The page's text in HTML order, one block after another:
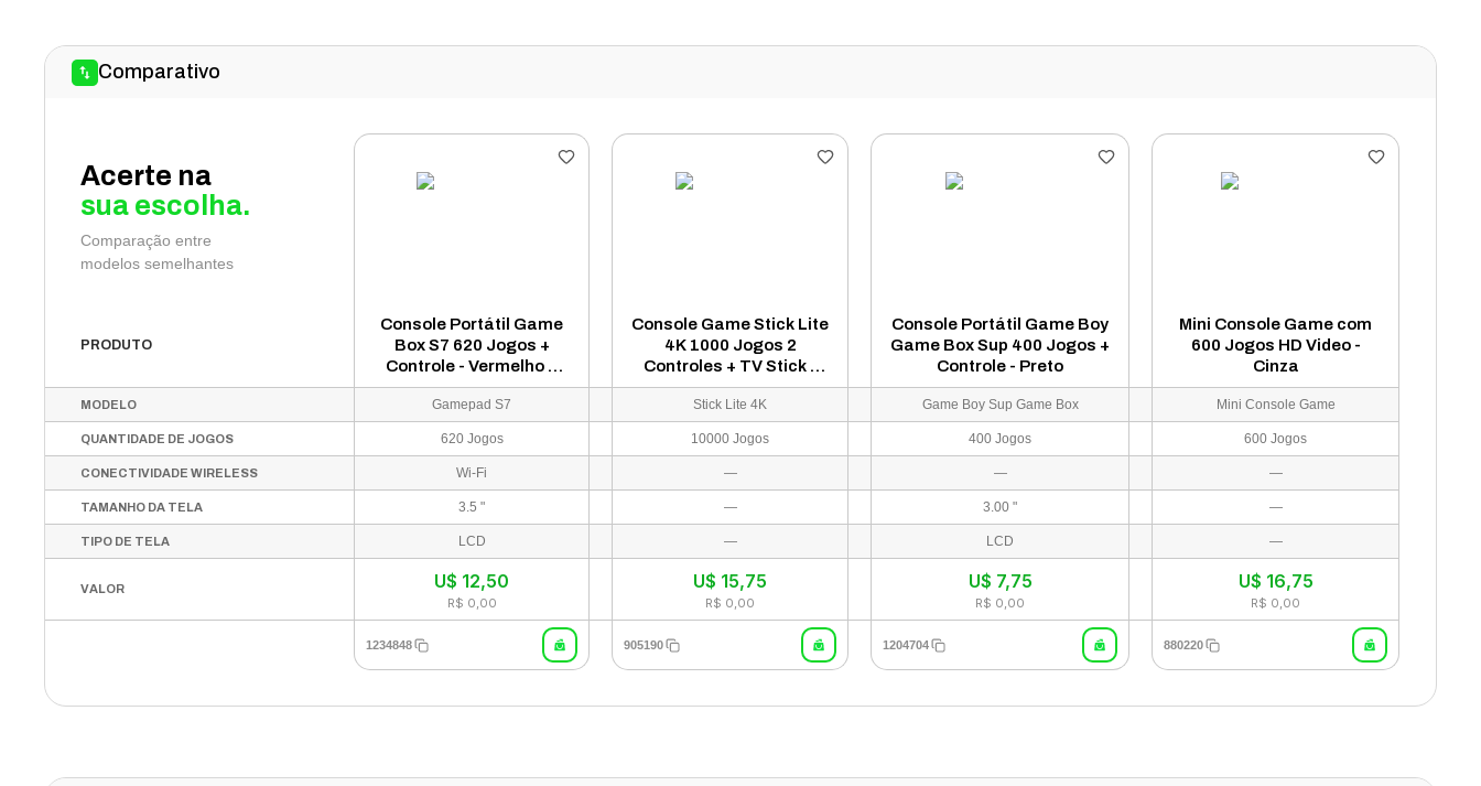
Comparativo
Acerte na
sua escolha.
Comparação entre
modelos semelhantes
PRODUTO
Console Portátil Game
Box S7 620 Jogos +
Controle - Vermelho e
Azul
Console Game Stick Lite
4K 1000 Jogos 2
Controles + TV Stick -
Preto (Sem Garantia)
Console Portátil Game Boy
Game Box Sup 400 Jogos +
Controle - Preto
Mini Console Game com
600 Jogos HD Video -
Cinza
MODELO Gamepad S7 Stick Lite 4K Game Boy Sup Game Box Mini Console Game
QUANTIDADE DE JOGOS 620 Jogos 10000 Jogos 400 Jogos 600 Jogos
CONECTIVIDADE WIRELESS Wi-Fi — — —
TAMANHO DA TELA 3.5 " — 3.00 " —
TIPO DE TELA LCD — LCD —
VALOR U$ 12,50
R$ 0,00
U$ 15,75
R$ 0,00
U$ 7,75
R$ 0,00
U$ 16,75
R$ 0,00
1234848 905190 1204704 880220